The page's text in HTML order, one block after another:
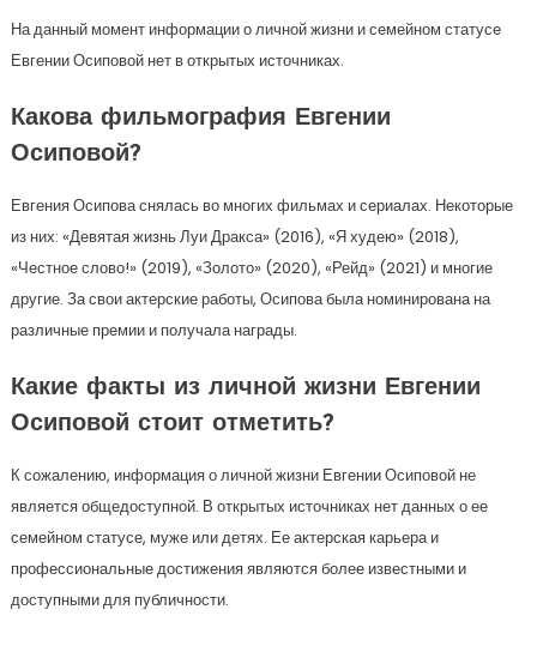
На данный момент информации о личной жизни и семейном статусе
Евгении Осиповой нет в открытых источниках.
Какова фильмография Евгении
Осиповой?
Евгения Осипова снялась во многих фильмах и сериалах. Некоторые
из них: «Девятая жизнь Луи Дракса» (2016), «Я худею» (2018),
«Честное слово!» (2019), «Золото» (2020), «Рейд» (2021) и многие
другие. За свои актерские работы, Осипова была номинирована на
различные премии и получала награды.
Какие факты из личной жизни Евгении
Осиповой стоит отметить?
К сожалению, информация о личной жизни Евгении Осиповой не
является общедоступной. В открытых источниках нет данных о ее
семейном статусе, муже или детях. Ее актерская карьера и
профессиональные достижения являются более известными и
доступными для публичности.